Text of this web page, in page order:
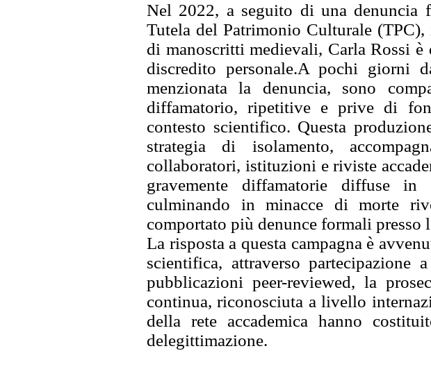
Nel 2022, a seguito di una denuncia
Tutela del Patrimonio Culturale
di manoscritti medievali, Carla Rossi è
discredito personale.A pochi giorni
menzionata la denuncia, sono
diffamatorio, ripetitive e prive di
contesto scientifico. Questa
strategia di isolamento,
collaboratori, istituzioni e riviste
gravemente diffamatorie diffuse
culminando in minacce di morte
comportato più denunce formali presso
La risposta a questa campagna è
scientifica, attraverso partecipazione
pubblicazioni peer-reviewed, la
continua, riconosciuta a livello
della rete accademica hanno
delegittimazione.